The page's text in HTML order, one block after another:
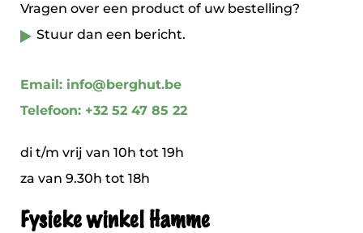
Vragen over een product of uw bestelling?
Stuur dan een bericht.
Email: info@berghut.be
Telefoon: +32 52 47 85 22
di t/m vrij van 10h tot 19h
za van 9.30h tot 18h
Fysieke winkel Hamme